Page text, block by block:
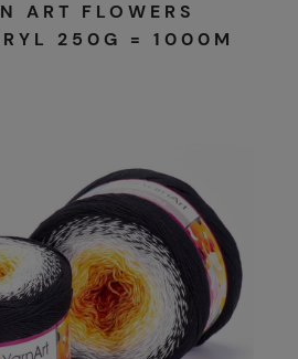
ART FLOWERS
250G = 1000M